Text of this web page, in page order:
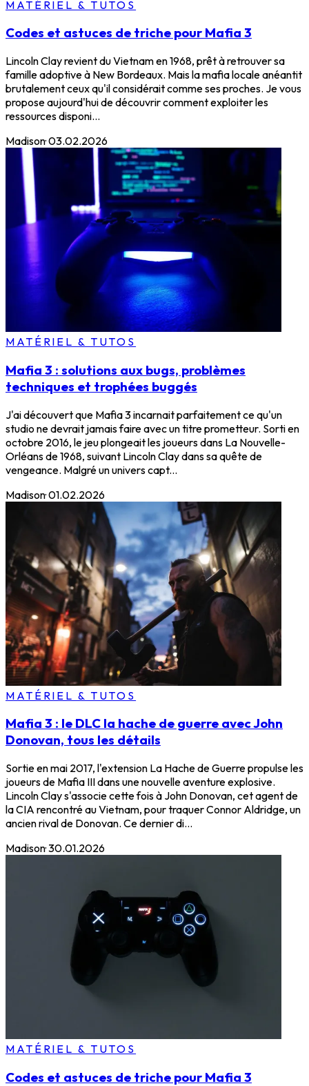
MATÉRIEL & TUTOS
Codes et astuces de triche pour Mafia 3
Lincoln Clay revient du Vietnam en 1968, prêt à retrouver sa
famille adoptive à New Bordeaux. Mais la mafia locale anéantit
brutalement ceux qu'il considérait comme ses proches. Je vous
propose aujourd'hui de découvrir comment exploiter les
ressources disponi...
Madison·03.02.2026
MATÉRIEL & TUTOS
Mafia 3 : solutions aux bugs, problèmes
techniques et trophées buggés
J'ai découvert que Mafia 3 incarnait parfaitement ce qu'un
studio ne devrait jamais faire avec un titre prometteur. Sorti en
octobre 2016, le jeu plongeait les joueurs dans La Nouvelle-
Orléans de 1968, suivant Lincoln Clay dans sa quête de
vengeance. Malgré un univers capt...
Madison·01.02.2026
MATÉRIEL & TUTOS
Mafia 3 : le DLC la hache de guerre avec John
Donovan, tous les détails
Sortie en mai 2017, l'extension La Hache de Guerre propulse les
joueurs de Mafia III dans une nouvelle aventure explosive.
Lincoln Clay s'associe cette fois à John Donovan, cet agent de
la CIA rencontré au Vietnam, pour traquer Connor Aldridge, un
ancien rival de Donovan. Ce dernier di...
Madison·30.01.2026
MATÉRIEL & TUTOS
Codes et astuces de triche pour Mafia 3